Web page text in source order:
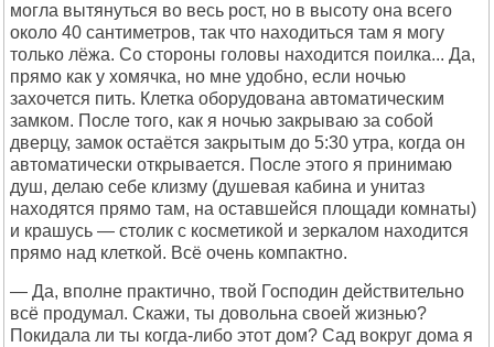
могла вытянуться во весь рост, но в высоту она всего
около 40 сантиметров, так что находиться там я могу
только лёжа. Со стороны головы находится поилка... Да,
прямо как у хомячка, но мне удобно, если ночью
захочется пить. Клетка оборудована автоматическим
замком. После того, как я ночью закрываю за собой
дверцу, замок остаётся закрытым до 5:30 утра, когда он
автоматически открывается. После этого я принимаю
душ, делаю себе клизму (душевая кабина и унитаз
находятся прямо там, на оставшейся площади комнаты)
и крашусь — столик с косметикой и зеркалом находится
прямо над клеткой. Всё очень компактно.
— Да, вполне практично, твой Господин действительно
всё продумал. Скажи, ты довольна своей жизнью?
Покидала ли ты когда-либо этот дом? Сад вокруг дома я